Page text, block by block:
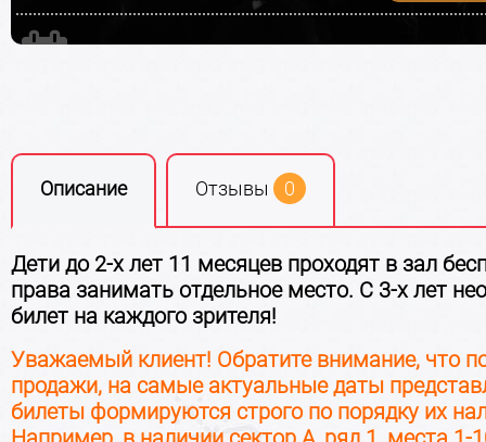
19 августа Среда, 19:00
22августа Суббота, 13:00 Выбор
22августа Суббота, 17:00 Выбор
Описание Отзывы 0
Дети до 2-х лет 11 месяцев проходят в зал
права занимать отдельное место. С 3-х лет
билет на каждого зрителя!
Уважаемый клиент! Обратите внимание, что
продажи, на самые актуальные даты
билеты формируются строго по порядку их